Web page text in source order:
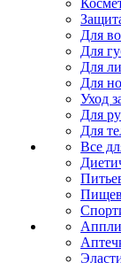
Для
Для
Для
Для
Уход
Для
Для
Все